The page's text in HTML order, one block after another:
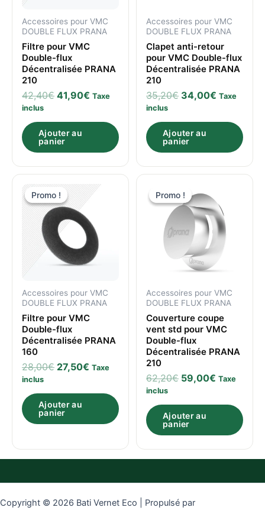
Accessoires pour VMC
DOUBLE FLUX PRANA
Filtre pour VMC
Double-flux
Décentralisée PRANA
210
42,40€ 41,90€ Taxe
inclus
Ajouter au
panier
Accessoires pour VMC
DOUBLE FLUX PRANA
Clapet anti-retour
pour VMC Double-flux
Décentralisée PRANA
210
35,20€ 34,00€ Taxe
inclus
Ajouter au
panier
Promo !
Promo !
Accessoires pour VMC
DOUBLE FLUX PRANA
Filtre pour VMC
Double-flux
Décentralisée PRANA
160
28,00€
prix
initial
était :
28,00€.
27,50€
prix
27,50€.
Taxe
inclus
Ajouter au
panier
Promo !
Promo !
Accessoires pour VMC
DOUBLE FLUX PRANA
Couverture coupe
vent std pour VMC
Double-flux
Décentralisée PRANA
210
62,20€
prix
initial
était :
62,20€.
59,00€
actuel
est :
59,00€.
Taxe
inclus
Ajouter au
panier
Copyright © 2026 Bati Vernet Eco | Propulsé par